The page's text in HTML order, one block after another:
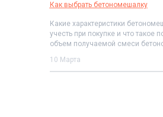
Как выбрать бетономешалку
Какие характеристики
учесть при покупке и что такое
объем получаемой смеси
10 Марта